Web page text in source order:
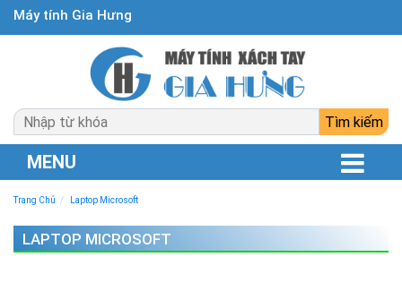
Máy tính Gia Hưng
MENU
Trang Chủ Laptop Microsoft
LAPTOP MICROSOFT